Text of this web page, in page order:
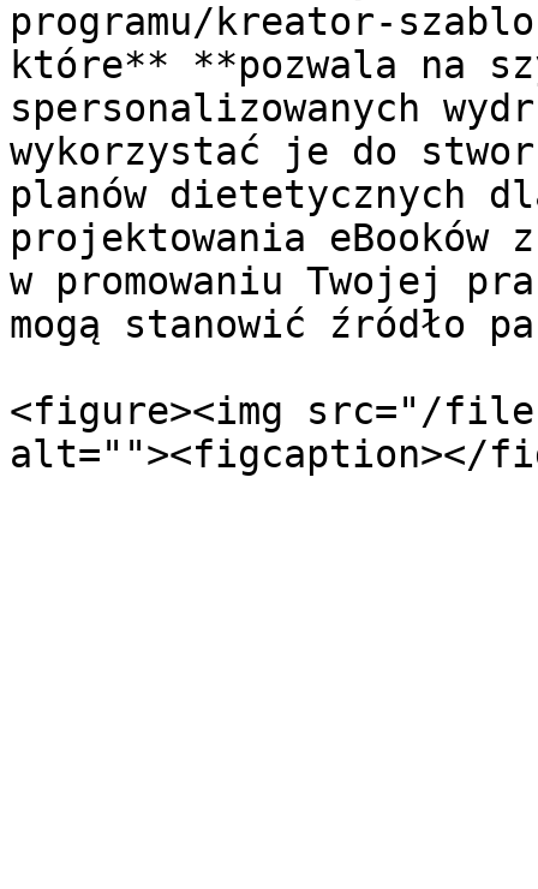
programu/kreator-
które** **pozwala na
spersonalizowanych
wykorzystać je do
planów dietetycznych
projektowania eBooków
w promowaniu Twojej
mogą stanowić źródło
<figure><img src="/files/